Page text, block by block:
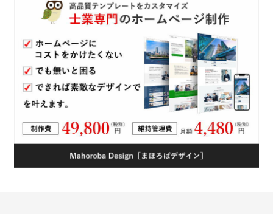
ことがあれば、ご相談ください。